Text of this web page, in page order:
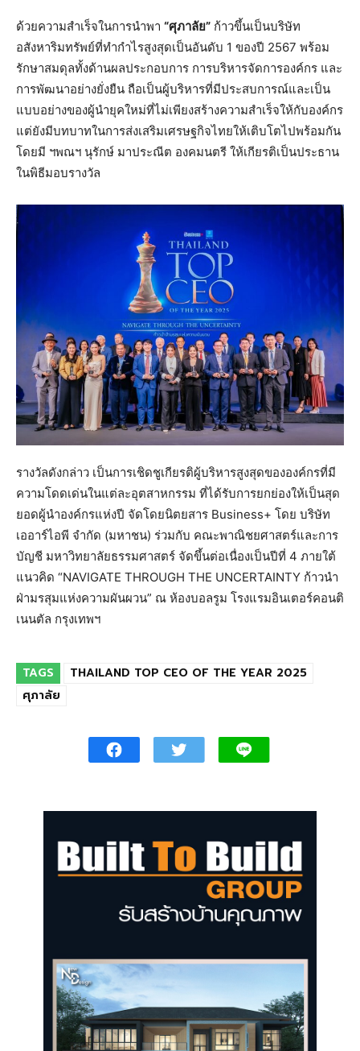
ด้วยความสำเร็จในการนำพา “ศุภาลัย” ก้าวขึ้นเป็นบริษัท
อสังหาริมทรัพย์ที่ทำกำไรสูงสุดเป็นอันดับ 1 ของปี 2567 พร้อม
รักษาสมดุลทั้งด้านผลประกอบการ การบริหารจัดการองค์กร และ
การพัฒนาอย่างยั่งยืน ถือเป็นผู้บริหารที่มีประสบการณ์และเป็น
แบบอย่างของผู้นำยุคใหม่ที่ไม่เพียงสร้างความสำเร็จให้กับองค์กร
แต่ยังมีบทบาทในการส่งเสริมเศรษฐกิจไทยให้เติบโตไปพร้อมกัน
โดยมี ฯพณฯ นุรักษ์ มาประณีต องคมนตรี ให้เกียรติเป็นประธาน
ในพิธีมอบรางวัล
รางวัลดังกล่าว เป็นการเชิดชูเกียรติผู้บริหารสูงสุดขององค์กรที่มี
ความโดดเด่นในแต่ละอุตสาหกรรม ที่ได้รับการยกย่องให้เป็นสุด
ยอดผู้นำองค์กรแห่งปี จัดโดยนิตยสาร Business+ โดย บริษัท
เออาร์ไอพี จำกัด (มหาชน) ร่วมกับ คณะพาณิชยศาสตร์และการ
บัญชี มหาวิทยาลัยธรรมศาสตร์ จัดขึ้นต่อเนื่องเป็นปีที่ 4 ภายใต้
แนวคิด “NAVIGATE THROUGH THE UNCERTAINTY ก้าวนำ
ฝ่ามรสุมแห่งความผันผวน” ณ ห้องบอลรูม โรงแรมอินเตอร์คอนติ
เนนตัล กรุงเทพฯ
TAGS
THAILAND TOP CEO OF THE YEAR 2025
ศุภาลัย